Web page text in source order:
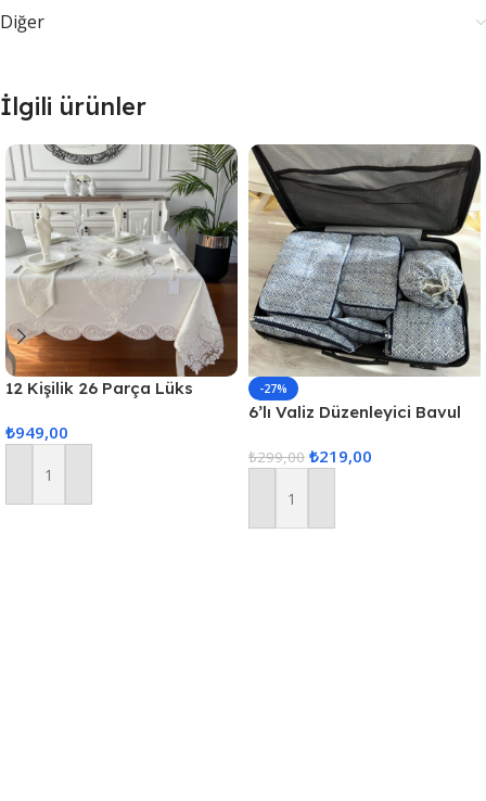
Diğer
İlgili ürünler
12 Kişilik 26 Parça Lüks
Masa Örtüsü Seti
₺949,00
Sepete Ekle
-27%
6’lı Valiz Düzenleyici Bavul
Hurcu
₺299,00 ₺219,00
Sepete Ekle